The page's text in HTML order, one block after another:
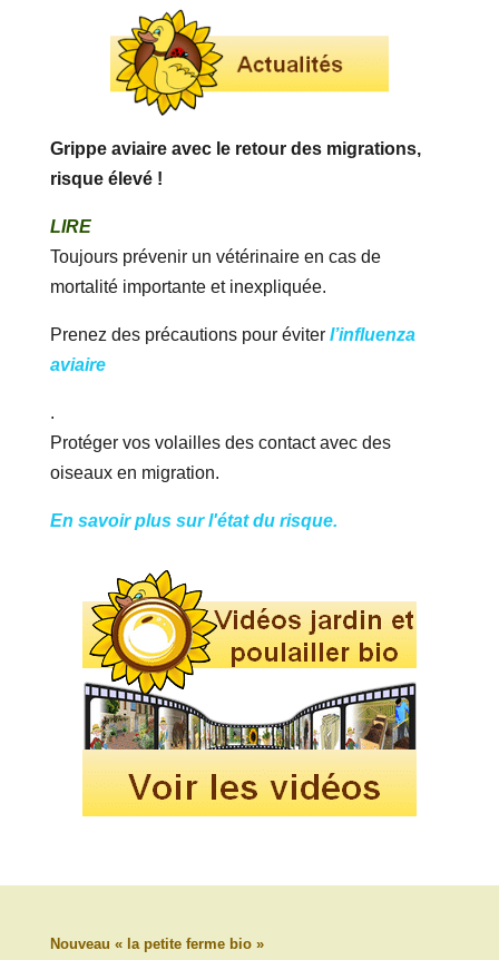
Grippe aviaire avec le retour des migrations,
risque élevé !
LIRE
Toujours prévenir un vétérinaire en cas de
mortalité importante et inexpliquée.
Prenez des précautions pour éviter l’influenza
aviaire
.
Protéger vos volailles des contact avec des
oiseaux en migration.
En savoir plus sur l'état du risque.
Nouveau « la petite ferme bio »